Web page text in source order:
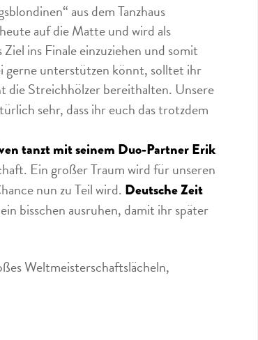
aus dem Tanzhaus
auf die Matte und wird als
ins Finale einzuziehen und somit
gerne unterstützen könnt, solltet ihr
die Streichhölzer bereithalten. Unsere
sehr, dass ihr euch das trotzdem
tanzt mit seinem Duo-Partner Erik
Ein großer Traum wird für unseren
nun zu Teil wird. Deutsche Zeit
bisschen ausruhen, damit ihr später
Weltmeisterschaftslächeln,